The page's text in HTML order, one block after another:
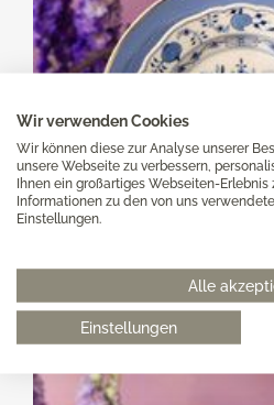
Wir verwenden Cookies
Wir können diese zur Analyse unserer
unsere Webseite zu verbessern,
Ihnen ein großartiges Webseiten-Erlebnis
Informationen zu den von uns
Einstellungen.
Alle
Einstellungen